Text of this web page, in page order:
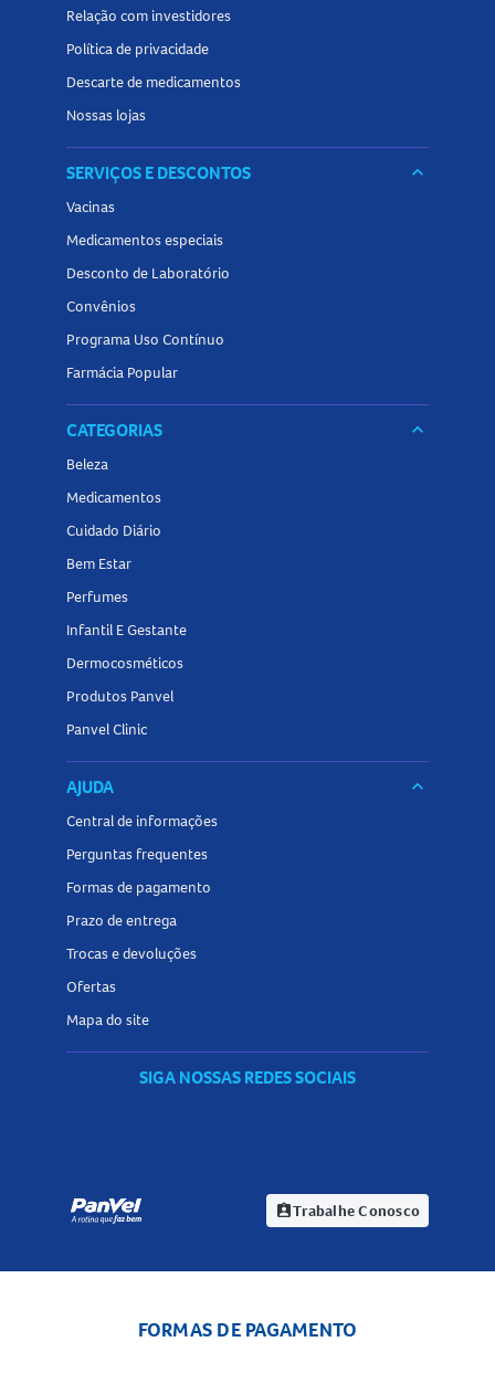
Relação com investidores
Política de privacidade
Descarte de medicamentos
Nossas lojas
SERVIÇOS E DESCONTOS keyboard_arrow_down
Vacinas
Medicamentos especiais
Desconto de Laboratório
Convênios
Programa Uso Contínuo
Farmácia Popular
CATEGORIAS keyboard_arrow_down
Beleza
Medicamentos
Cuidado Diário
Bem Estar
Perfumes
Infantil E Gestante
Dermocosméticos
Produtos Panvel
Panvel Clinic
AJUDA keyboard_arrow_down
Central de informações
Perguntas frequentes
Formas de pagamento
Prazo de entrega
Trocas e devoluções
Ofertas
Mapa do site
SIGA NOSSAS REDES SOCIAIS
assignment_indTrabalhe Conosco
FORMAS DE PAGAMENTO